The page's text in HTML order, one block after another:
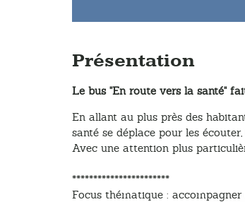
Présentation
Le bus "En route vers la santé"
En allant au plus près des
santé se déplace pour les
Avec une attention plus
***********************
Focus thématique :